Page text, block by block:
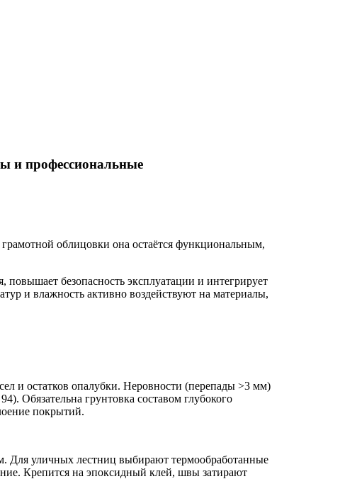
и профессиональные
облицовки она остаётся функциональным,
безопасность эксплуатации и интегрирует
и влажность активно воздействуют на материалы,
и остатков опалубки. Неровности (перепады >3 мм)
Обязательна грунтовка составом глубокого
покрытий.
Для уличных лестниц выбирают термообработанные
Крепится на эпоксидный клей, швы затирают